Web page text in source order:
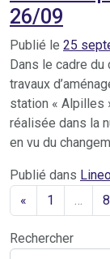
26/09
Publié le 25
Dans le cadre
travaux
station « Alpilles
réalisée dans la
en vu du
Publié dans
«
1 … 8
Rechercher